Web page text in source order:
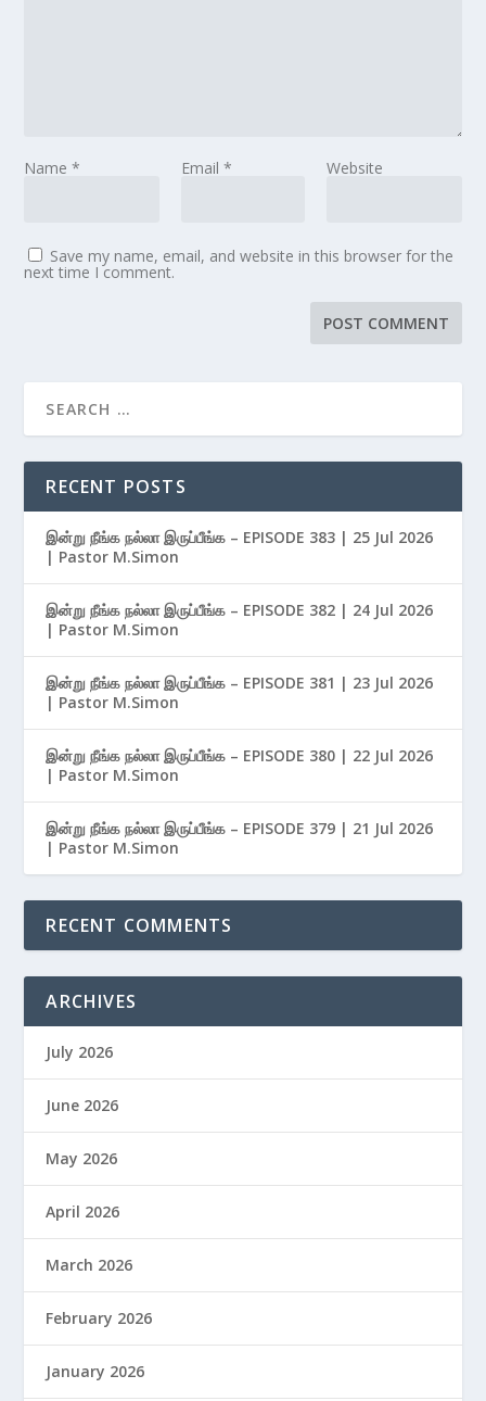
Name* Email * Website
Save my name, email, and website in this browser for the
next time I comment.
RECENT POSTS
இன்று நீங்க நல்லா இருப்பீங்க – EPISODE 383 | 25 Jul 2026
| Pastor M.Simon
இன்று நீங்க நல்லா இருப்பீங்க – EPISODE 382 | 24 Jul 2026
| Pastor M.Simon
இன்று நீங்க நல்லா இருப்பீங்க – EPISODE 381 | 23 Jul 2026
| Pastor M.Simon
இன்று நீங்க நல்லா இருப்பீங்க – EPISODE 380 | 22 Jul 2026
| Pastor M.Simon
இன்று நீங்க நல்லா இருப்பீங்க – EPISODE 379 | 21 Jul 2026
| Pastor M.Simon
RECENT COMMENTS
ARCHIVES
July 2026
June 2026
May 2026
April 2026
March 2026
February 2026
January 2026